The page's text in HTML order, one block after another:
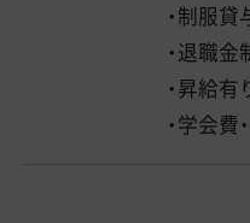
・制服貸
・退職金
・昇給有
・学会費